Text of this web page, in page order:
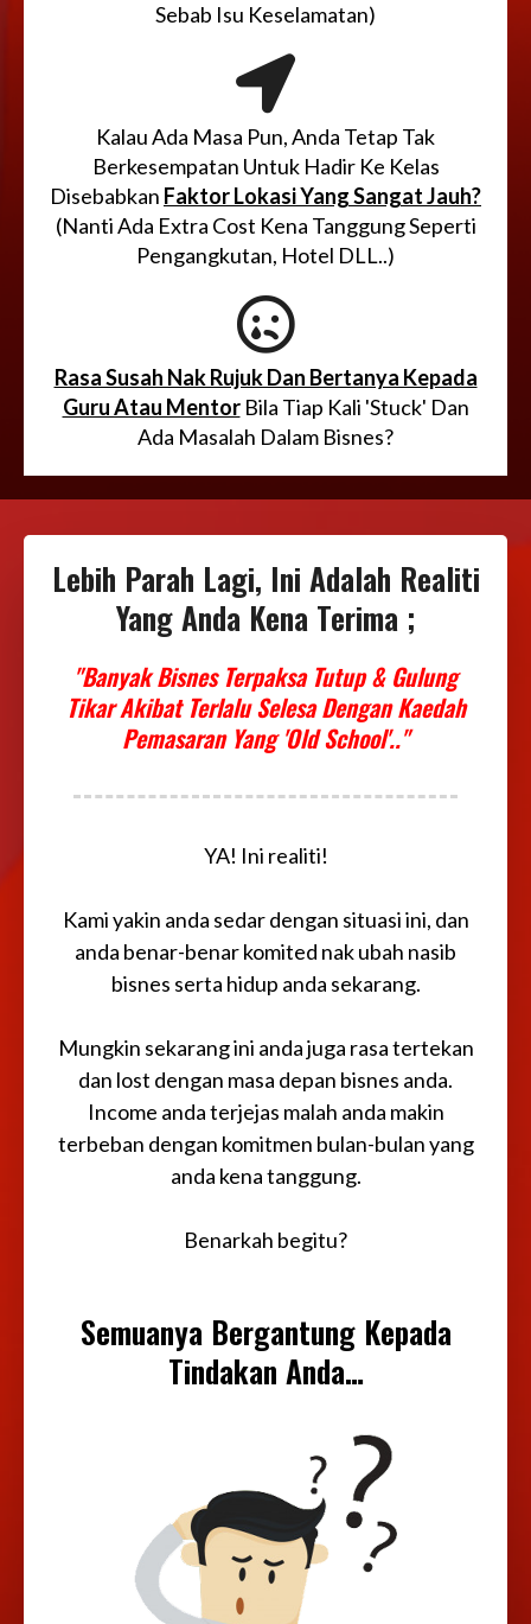
Sebab Isu Keselamatan)
Kalau Ada Masa Pun, Anda Tetap Tak
Berkesempatan Untuk Hadir Ke Kelas
Disebabkan Faktor Lokasi Yang Sangat Jauh?
(Nanti Ada Extra Cost Kena Tanggung Seperti
Pengangkutan, Hotel DLL..)
Rasa Susah Nak Rujuk Dan Bertanya Kepada
Guru Atau MentorBila Tiap Kali 'Stuck' Dan
Ada Masalah Dalam Bisnes?
Lebih Parah Lagi, Ini Adalah Realiti
Yang Anda Kena Terima ;
"Banyak Bisnes Terpaksa Tutup & Gulung
Tikar Akibat Terlalu Selesa Dengan Kaedah
Pemasaran Yang 'Old School'.."
YA! Ini realiti!
Kami yakin anda sedar dengan situasi ini, dan
anda benar-benar komited nak ubah nasib
bisnes serta hidup anda sekarang.
Mungkin sekarang ini anda juga rasa tertekan
dan lost dengan masa depan bisnes anda.
Income anda terjejas malah anda makin
terbeban dengan komitmen bulan-bulan yang
anda kena tanggung.
Benarkah begitu?
Semuanya Bergantung Kepada
Tindakan Anda…